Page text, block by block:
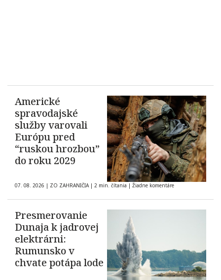
Americké
spravodajské
služby varovali
Európu pred
“ruskou hrozbou”
do roku 2029
07. 08. 2026 | ZO ZAHRANIČIA | 2 min. čítania | Žiadne komentáre
Presmerovanie
Dunaja k jadrovej
elektrárni:
Rumunsko v
chvate potápa lode